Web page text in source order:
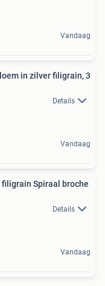
Vandaag
in zilver filigrain, 3
Details
Vandaag
Spiraal broche
Details
Vandaag